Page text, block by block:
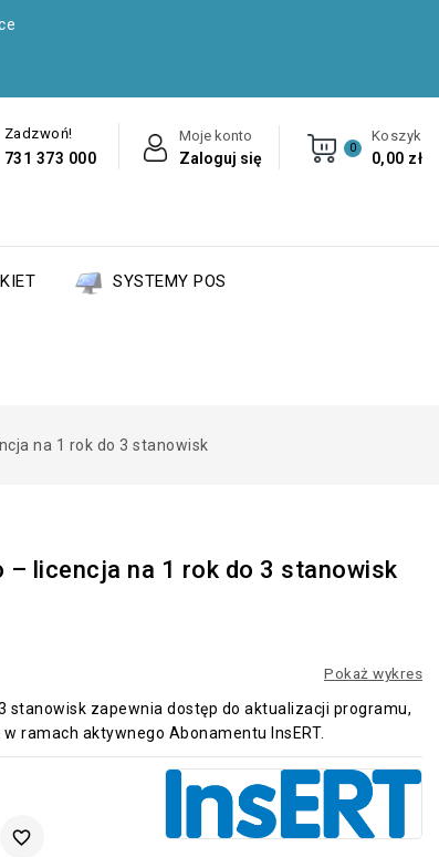
0
Koszyk
0,00 zł
Moje konto
Zaloguj się
Zadzwoń!
731 373 000
SYSTEMY POS
na 1 rok do 3 stanowisk
– licencja na 1 rok do 3 stanowisk
Pokaż wykres
stanowisk zapewnia dostęp do aktualizacji programu,
ramach aktywnego Abonamentu InsERT.
favorite_border